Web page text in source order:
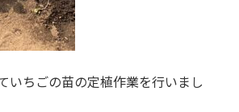
いちごの苗の定植作業を行いまし